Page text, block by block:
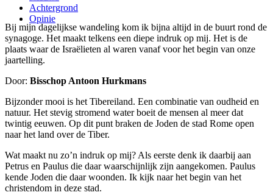
Achtergrond
Opinie
Bij mijn dagelijkse wandeling kom ik bijna altijd in de buurt rond de
synagoge. Het maakt telkens een diepe indruk op mij. Het is de
plaats waar de Israëlieten al waren vanaf voor het begin van onze
jaartelling.
Door: Bisschop Antoon Hurkmans
Bijzonder mooi is het Tibereiland. Een combinatie van oudheid en
natuur. Het stevig stromend water boeit de mensen al meer dat
twintig eeuwen. Op dit punt braken de Joden de stad Rome open
naar het land over de Tiber.
Wat maakt nu zo’n indruk op mij? Als eerste denk ik daarbij aan
Petrus en Paulus die daar waarschijnlijk zijn aangekomen. Paulus
kende Joden die daar woonden. Ik kijk naar het begin van het
christendom in deze stad.